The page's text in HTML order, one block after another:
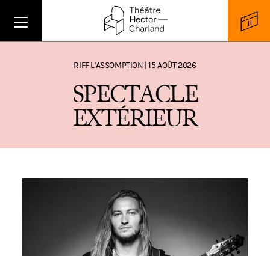
RIFF L'ASSOMPTION | 15 AOÛT 2026
SPECTACLE
EXTÉRIEUR